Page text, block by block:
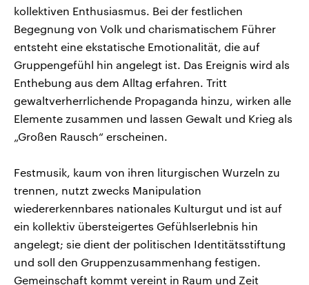
kollektiven Enthusiasmus. Bei der festlichen
Begegnung von Volk und charismatischem Führer
entsteht eine ekstatische Emotionalität, die auf
Gruppengefühl hin angelegt ist. Das Ereignis wird als
Enthebung aus dem Alltag erfahren. Tritt
gewaltverherrlichende Propaganda hinzu, wirken alle
Elemente zusammen und lassen Gewalt und Krieg als
„Großen Rausch“ erscheinen.
Festmusik, kaum von ihren liturgischen Wurzeln zu
trennen, nutzt zwecks Manipulation
wiedererkennbares nationales Kulturgut und ist auf
ein kollektiv übersteigertes Gefühlserlebnis hin
angelegt; sie dient der politischen Identitätsstiftung
und soll den Gruppenzusammenhang festigen.
Gemeinschaft kommt vereint in Raum und Zeit